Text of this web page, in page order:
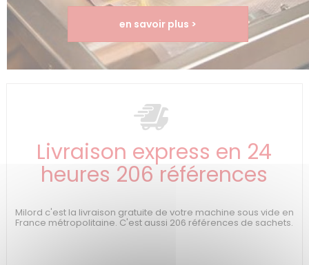
en savoir plus >
Livraison express en 24
heures 206 références
Milord c'est la livraison gratuite de votre machine sous vide en
France métropolitaine. C'est aussi 206 références de sachets.